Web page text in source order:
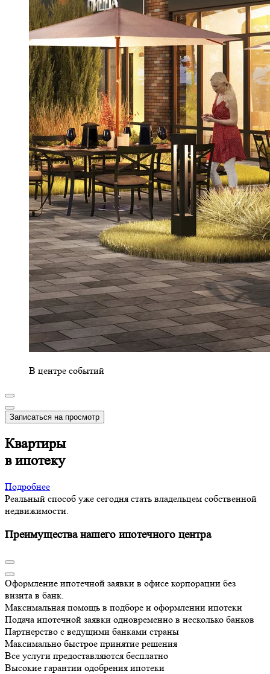
В центре событий
Записаться на просмотр
Квартиры
в ипотеку
Подробнее
Реальный способ уже сегодня стать владельцем собственной
недвижимости.
Преимущества нашего ипотечного центра
Оформление ипотечной заявки в офисе корпорации без
визита в банк.
Максимальная помощь в подборе и оформлении ипотеки
Подача ипотечной заявки одновременно в несколько банков
Партнерство с ведущими банками страны
Максимально быстрое принятие решения
Все услуги предоставляются бесплатно
Высокие гарантии одобрения ипотеки